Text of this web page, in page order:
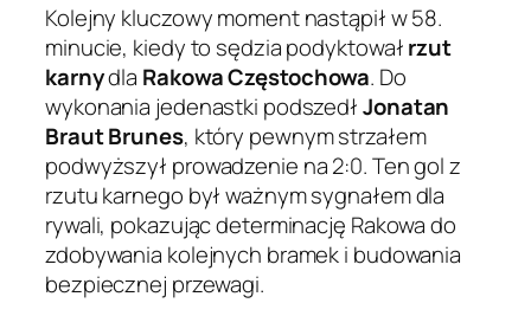
Kolejny kluczowy moment nastąpił w 58.
minucie, kiedy to sędzia podyktowałrzut
karnydla Rakowa Częstochowa. Do
wykonania jedenastki podszedłJonatan
Braut Brunes, który pewnym strzałem
podwyższył prowadzenie na 2:0. Ten gol z
rzutu karnego był ważnym sygnałem dla
rywali, pokazując determinację Rakowa do
zdobywania kolejnych bramek i budowania
bezpiecznej przewagi.